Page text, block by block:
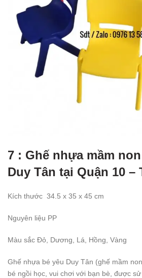
7 : Ghế nhựa mầm
Duy Tân tại Quận 10 –
Kích thước 34.5 x 35 x 45 cm
Nguyên liệu PP
Màu sắc Đỏ , Dương, Lá, Hồng, Vàng
Ghế nhựa bé yêu Duy Tân (ghế mầm
bé ngồi học, vui chơi với bạn bè, được